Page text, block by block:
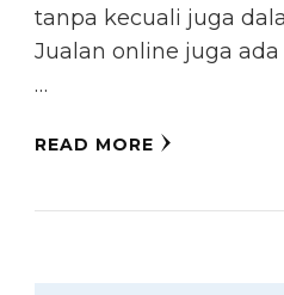
tanpa kecuali juga
Jualan online juga
…
READ MORE